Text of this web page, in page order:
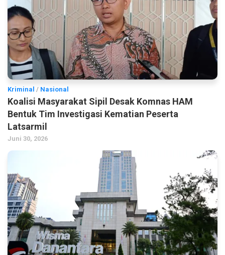
Kriminal / Nasional
Koalisi Masyarakat Sipil Desak Komnas HAM
Bentuk Tim Investigasi Kematian Peserta
Latsarmil
Juni 30, 2026